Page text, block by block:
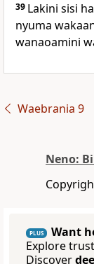
39 Lakini sisi
nyuma
wanaoamini
Waebrania 9
Neno:
PLUS
Want
Explore
Discover